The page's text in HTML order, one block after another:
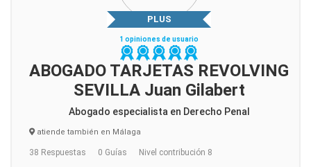
PLUS
1 opiniones de usuario
ABOGADO TARJETAS REVOLVING
SEVILLA Juan Gilabert
Abogado especialista en Derecho Penal
atiende también en Málaga
38 Respuestas 0 Guías Nivel contribución 8